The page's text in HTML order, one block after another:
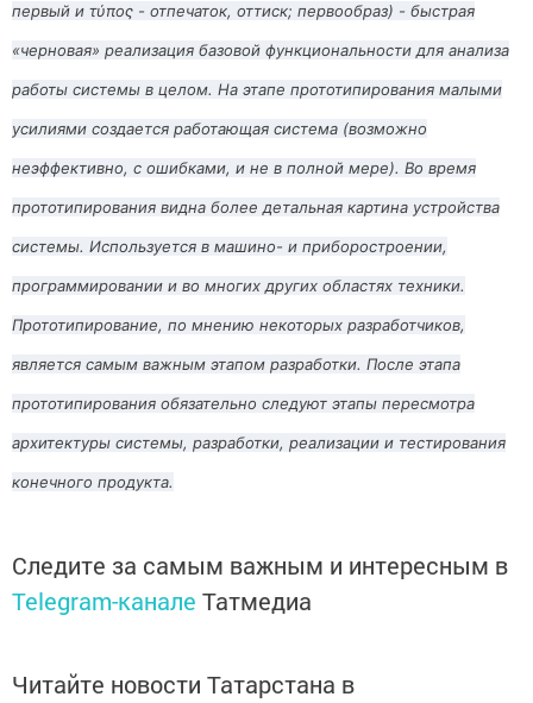
первый и τύπος - отпечаток, оттиск; первообраз) - быстрая
«черновая» реализация базовой функциональности для анализа
работы системы в целом. На этапе прототипирования малыми
усилиями создается работающая система (возможно
неэффективно, с ошибками, и не в полной мере). Во время
прототипирования видна более детальная картина устройства
системы. Используется в машино- и приборостроении,
программировании и во многих других областях техники.
Прототипирование, по мнению некоторых разработчиков,
является самым важным этапом разработки. После этапа
прототипирования обязательно следуют этапы пересмотра
архитектуры системы, разработки, реализации и тестирования
конечного продукта.
Следите за самым важным и интересным в
Telegram-канале Татмедиа
Читайте новости Татарстана в